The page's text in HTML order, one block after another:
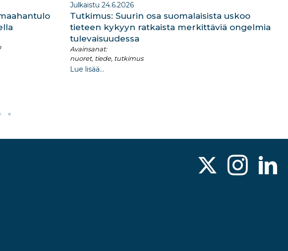
Julkaistu 24.6.2026
Tutkimus: Suurin osa suomalaisista uskoo
tieteen kykyyn ratkaista merkittäviä ongelmia
tulevaisuudessa
Avainsanat:
nuoret, tiede, tutkimus
Lue lisää...